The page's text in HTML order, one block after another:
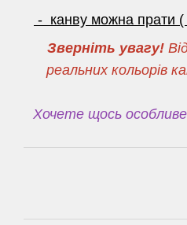
- канву можна прати
Зверніть увагу!
реальних кольорів
Хочете щось